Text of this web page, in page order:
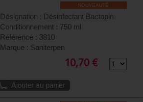
NOUVEAUTÉ
Désignation : Désinfectant Bactopin
Conditionnement : 750 ml
Référence : 3810
Marque : Saniterpen
10,70 €
Ajouter au panier